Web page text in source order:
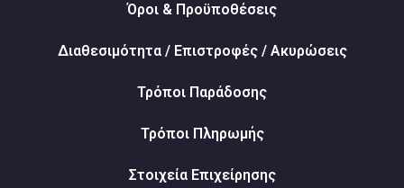
Όροι & Προϋποθέσεις
Διαθεσιμότητα / Επιστροφές / Ακυρώσεις
Τρόποι Παράδοσης
Τρόποι Πληρωμής
Στοιχεία Επιχείρησης